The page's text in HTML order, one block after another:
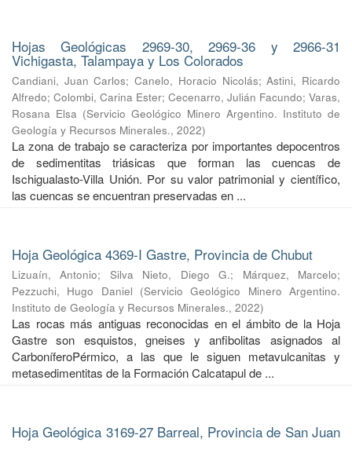
Hojas Geológicas 2969-30, 2969-36 y 2966-31
Vichigasta, Talampaya y Los Colorados
Candiani, Juan Carlos;Canelo, Horacio Nicolás;Astini, Ricardo
Alfredo; Colombi, Carina Ester; Cecenarro, Julián Facundo; Varas,
Rosana Elsa (Servicio Geológico Minero Argentino. Instituto de
Geología y Recursos Minerales., 2022)
La zona de trabajo se caracteriza por importantes depocentros
de sedimentitas triásicas que forman las cuencas de
Ischigualasto-Villa Unión. Por su valor patrimonial y cientíﬁco,
las cuencas se encuentran preservadas en ...
Hoja Geológica 4369-I Gastre, Provincia de Chubut
Lizuaín, Antonio; Silva Nieto, Diego G.; Márquez, Marcelo;
Pezzuchi, Hugo Daniel (Servicio Geológico Minero Argentino.
Instituto de Geología y Recursos Minerales., 2022)
Las rocas más antiguas reconocidas en el ámbito de la Hoja
Gastre son esquistos, gneises y anfibolitas asignados al
CarboníferoPérmico, a las que le siguen metavulcanitas y
metasedimentitas de la Formación Calcatapul de ...
Hoja Geológica 3169-27 Barreal, Provincia de San Juan